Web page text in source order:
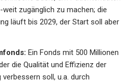
weit zugänglich zu machen; die
läuft bis 2029, der Start soll aber
Ein Fonds mit 500 Millionen
die Qualität und Effizienz der
soll, u.a. durch